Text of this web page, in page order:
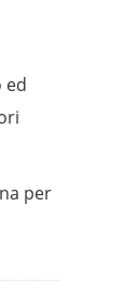
ed
per